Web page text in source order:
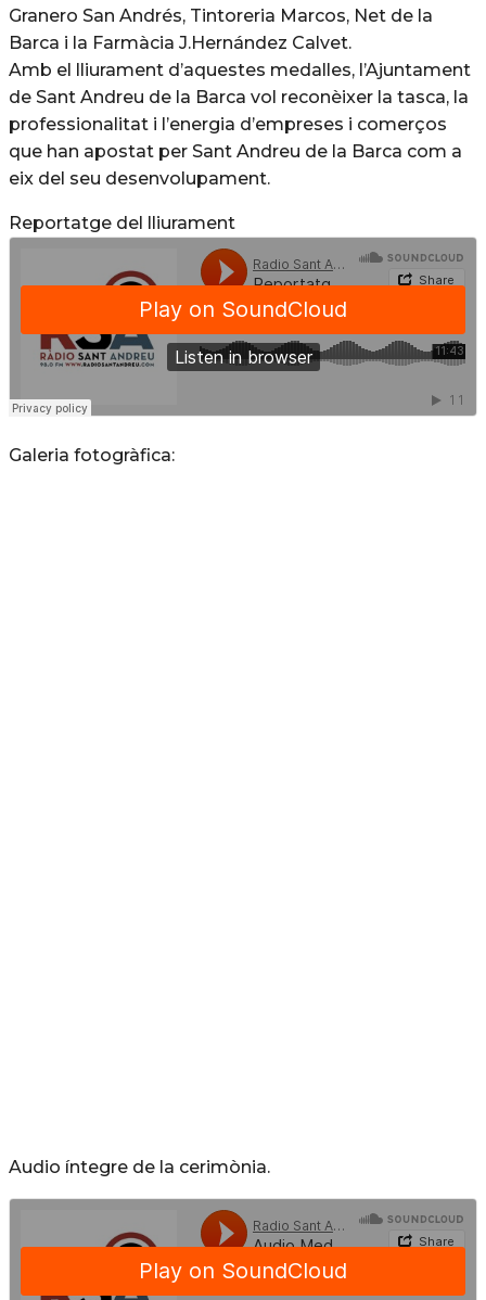
Granero San Andrés, Tintoreria Marcos, Net de la
Barca i la Farmàcia J.Hernández Calvet.
Amb el lliurament d’aquestes medalles, l’Ajuntament
de Sant Andreu de la Barca vol reconèixer la tasca, la
professionalitat i l’energia d’empreses i comerços
que han apos­tat per Sant Andreu de la Barca com a
eix del seu desenvolupament.
Reportatge del lliurament
Galeria fotogràfica:
Audio íntegre de la cerimònia.